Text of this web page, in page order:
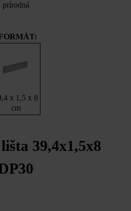
prírodná
x 1,5 x 8
cm
39,4x1,5x8